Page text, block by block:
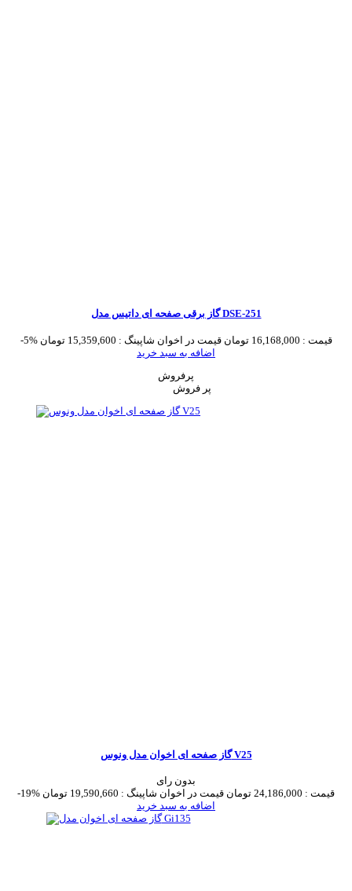
گاز برقی صفحه ای داتیس مدل DSE-251
-5% قیمت : 16,168,000 تومان قیمت در اخوان شاپینگ : 15,359,600 تومان
اضافه به سبد خرید
پرفروش
گاز صفحه ای اخوان مدل ونوس V25
بدون رای
-19%
قیمت : 24,186,000 تومان قیمت در اخوان شاپینگ : 19,590,660 تومان
اضافه به سبد خرید